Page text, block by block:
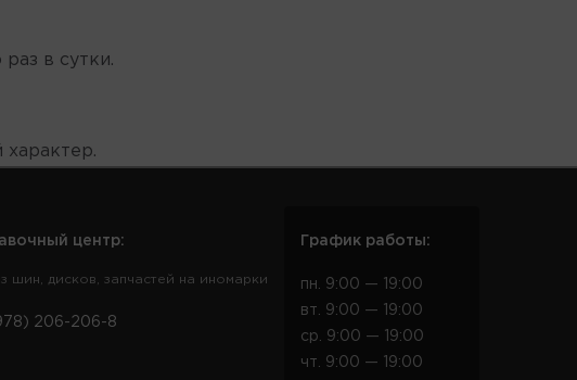
в сутки.
характер.
центр:
шин, дисков, запчастей на иномарки
206-206-8
График работы:
пн. 9:00 — 19:00
вт. 9:00 — 19:00
ср. 9:00 — 19:00
чт. 9:00 — 19:00